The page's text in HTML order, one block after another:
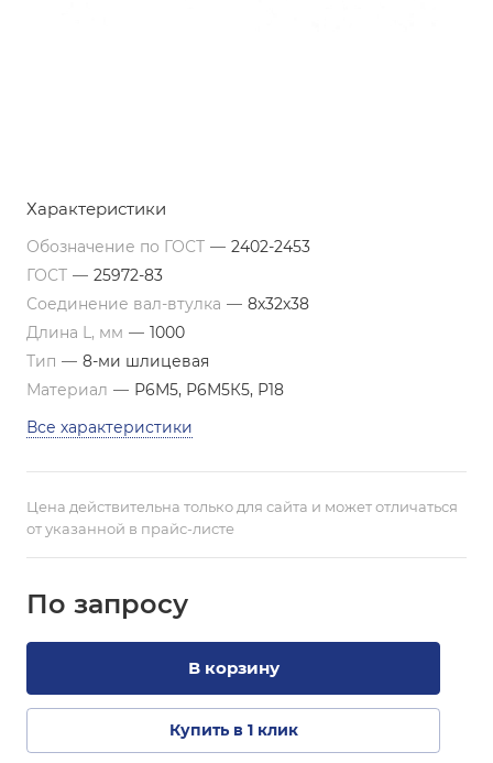
Характеристики
Обозначение по ГОСТ — 2402-2453
ГОСТ — 25972-83
Соединение вал-втулка — 8х32х38
Длина L, мм — 1000
Тип — 8-ми шлицевая
Материал — Р6М5, Р6М5К5, Р18
Все характеристики
Цена действительна только для сайта и может отличаться
от указанной в прайс-листе
По запросу
В корзину
Купить в 1 клик